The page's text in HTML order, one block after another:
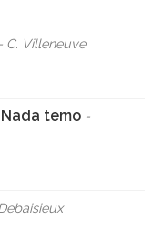
- C. Villeneuve
temo -